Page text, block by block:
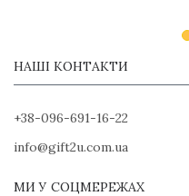
НАШІ КОНТАКТИ
+38-096-691-16-22
info@gift2u.com.ua
МИ У СОЦМЕРЕЖАХ